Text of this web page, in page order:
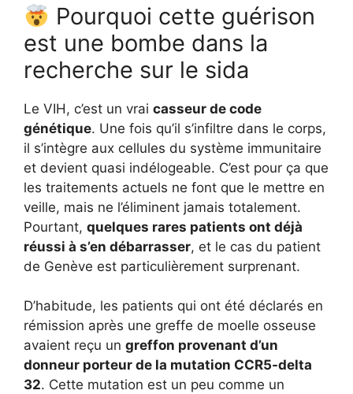
Pourquoi cette guérison
est une bombe dans la
recherche sur le sida
Le VIH, c’est un vrai casseur de code
génétique. Une fois qu’il s’infiltre dans le corps,
il s’intègre aux cellules du système immunitaire
et devient quasi indélogeable. C’est pour ça que
les traitements actuels ne font que le mettre en
veille, mais ne l’éliminent jamais totalement.
Pourtant, quelques rares patients ont déjà
réussi à s’en débarrasser, et le cas du patient
de Genève est particulièrement surprenant.
D’habitude, les patients qui ont été déclarés en
rémission après une greffe de moelle osseuse
avaient reçu un greffon provenant d’un
donneur porteur de la mutation CCR5-delta
32. Cette mutation est un peu comme un